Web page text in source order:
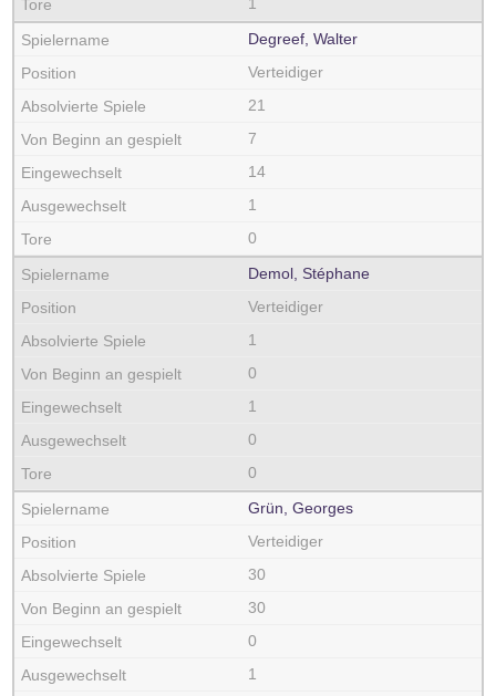
Degreef, Walter
Verteidiger
21
7
14
1
0
Demol, Stéphane
Verteidiger
1
0
1
0
0
Grün, Georges
Verteidiger
30
30
0
1